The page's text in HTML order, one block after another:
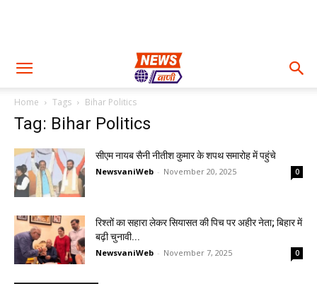
Home Tags Bihar Politics
Tag: Bihar Politics
सीएम नायब सैनी नीतीश कुमार के शपथ समारोह में पहुंचे
NewsvaniWeb - November 20, 2025 0
रिश्तों का सहारा लेकर सियासत की पिच पर अहीर नेता; बिहार में
बढ़ी चुनावी...
NewsvaniWeb - November 7, 2025 0